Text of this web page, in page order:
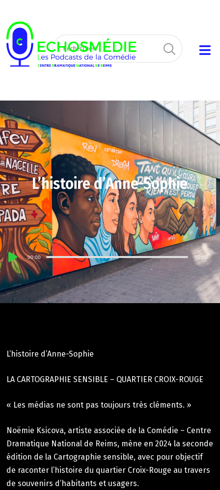
L’histoire d’Anne-Sophie
Lecteur
audio
00:00 00:00
L’histoire d’Anne-Sophie
LA CARTOGRAPHIE SENSIBLE – QUARTIER CROIX-ROUGE
« Les médias ne sont pas toujours très cléments. »
Noëmie Ksicova, artiste associée de la Comédie – Centre
Dramatique National de Reims, mène en 2024 la seconde
édition de la Cartographie sensible, avec pour objectif
de raconter l’histoire du quartier Croix-Rouge au travers
de souvenirs d’habitants et usagers.